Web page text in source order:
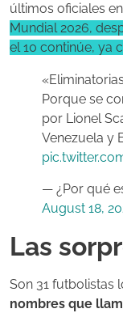
últimos oficiales
Mundial 2026,
el 10 continúe, ya
Porque se
por Lionel
Venezuela y
— ¿Por qué
August 18,
Las
Son 31 futbolistas
nombres que